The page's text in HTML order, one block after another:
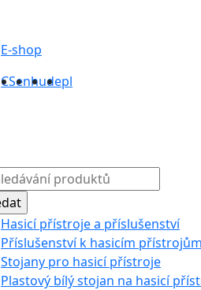
E-shop
CSenhudepl
Hasicí přístroje a příslušenství
Příslušenství k hasicím přístrojům
Stojany pro hasicí přístroje
Plastový bílý stojan na hasicí